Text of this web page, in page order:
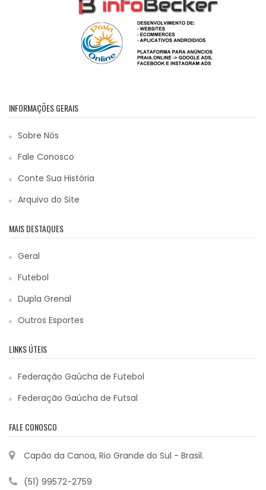
INFORMAÇÕES GERAIS
Sobre Nós
Fale Conosco
Conte Sua História
Arquivo do Site
MAIS DESTAQUES
Geral
Futebol
Dupla Grenal
Outros Esportes
LINKS ÚTEIS
Federação Gaúcha de Futebol
Federação Gaúcha de Futsal
FALE CONOSCO
Capão da Canoa, Rio Grande do Sul - Brasil.
(51) 99572-2759